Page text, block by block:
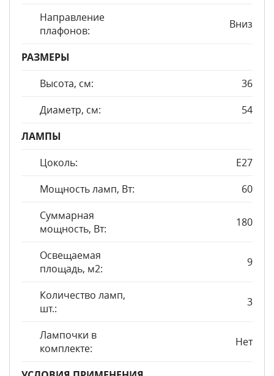
Направление
плафонов:
Вниз
РАЗМЕРЫ
Высота, см:
36
Диаметр, см:
54
ЛАМПЫ
Цоколь:
E27
Мощность ламп, Вт:
60
Суммарная
мощность, Вт:
180
Освещаемая
площадь, м2:
9
Количество ламп,
шт.:
3
Лампочки в
комплекте:
Нет